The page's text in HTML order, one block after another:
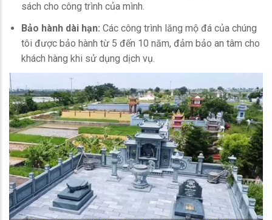
sách cho công trình của mình.
Bảo hành dài hạn: Các công trình lăng mộ đá của chúng
tôi được bảo hành từ 5 đến 10 năm, đảm bảo an tâm cho
khách hàng khi sử dụng dịch vụ.